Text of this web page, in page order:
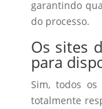
garantindo
do processo.
Os sites
para
Sim, todos os
totalmente